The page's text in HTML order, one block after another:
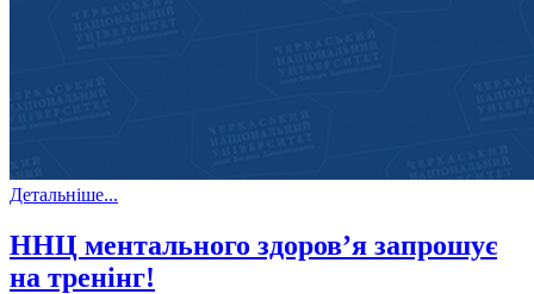
Детальніше...
ННЦ ментального здоров’я запрошує
на тренінг!